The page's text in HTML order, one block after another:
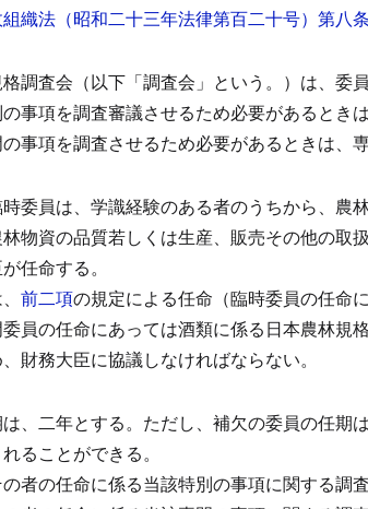
織法（昭和二十三年法律第百二十号）第八条
調査会（以下「調査会」という。）は、委
事項を調査審議させるため必要があるとき
事項を調査させるため必要があるときは、
委員は、学識経験のある者のうちから、農
物資の品質若しくは生産、販売その他の
任命する。
前二項の規定による任命（臨時委員の任命
員の任命にあっては酒類に係る日本農林規
財務大臣に協議しなければならない。
、二年とする。 ただし、補欠の委員の任期
ることができる。
者の任命に係る当該特別の事項に関する調